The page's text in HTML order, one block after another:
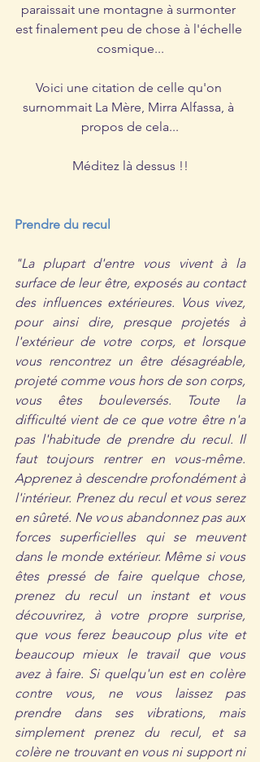
paraissait une montagne à surmonter
est finalement peu de chose à l'échelle
cosmique...
Voici une citation de celle qu'on
surnommait La Mère, Mirra Alfassa, à
propos de cela...
Méditez là dessus !!
Prendre du recul
"La plupart d'entre vous vivent à la
surface de leur être, exposés au contact
des influences extérieures. Vous vivez,
pour ainsi dire, presque projetés à
l'extérieur de votre corps, et lorsque
vous rencontrez un être désagréable,
projeté comme vous hors de son corps,
vous êtes bouleversés. Toute la
difficulté vient de ce que votre être n'a
pas l'habitude de prendre du recul. Il
faut toujours rentrer en vous-même.
Apprenez à descendre profondément à
l'intérieur. Prenez du recul et vous serez
en sûreté. Ne vous abandonnez pas aux
forces superficielles qui se meuvent
dans le monde extérieur. Même si vous
êtes pressé de faire quelque chose,
prenez du recul un instant et vous
découvrirez, à votre propre surprise,
que vous ferez beaucoup plus vite et
beaucoup mieux le travail que vous
avez à faire. Si quelqu'un est en colère
contre vous, ne vous laissez pas
prendre dans ses vibrations, mais
simplement prenez du recul, et sa
colère ne trouvant en vous ni support ni